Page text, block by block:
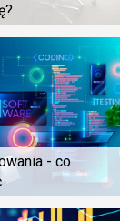
- co